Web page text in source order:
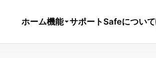
ホーム機能 サポートSafeについて